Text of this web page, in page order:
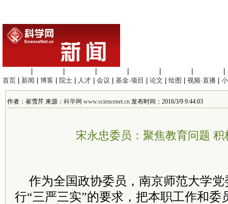
首页
新闻 博客 院士 人才 会议 基金·项目 论文 绘图 视频·直播
作者：崔雪芹 来源： 科学网 www.sciencenet.cn 发布时间：2016/3/9 9:44:03
宋永忠委员：聚焦教育问题 积
作为全国政协委员，南京师范大学
行“三严三实”的要求，把本职工作和委